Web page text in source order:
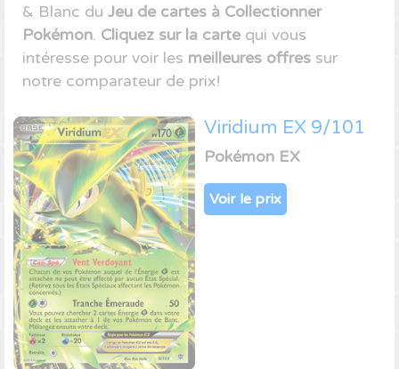
& Blanc du Jeu de cartes à Collectionner
Pokémon. Cliquez sur la carte qui vous
intéresse pour voir les meilleures offres sur
notre comparateur de prix!
Viridium EX 9/101
Pokémon EX
Voir le prix